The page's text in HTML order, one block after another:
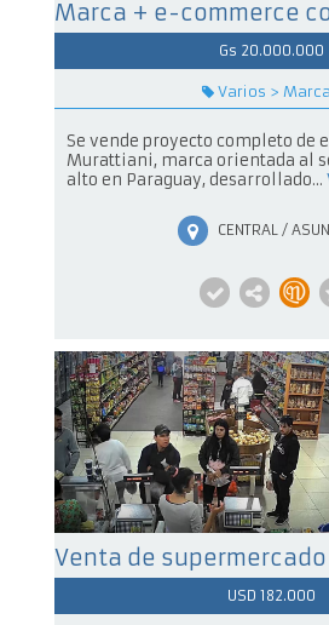
Gs 20.000.000
Varios >
Se vende proyecto completo de
Murattiani, marca orientada al
alto en Paraguay, desarrollado...
CENTRAL /
USD 182.000